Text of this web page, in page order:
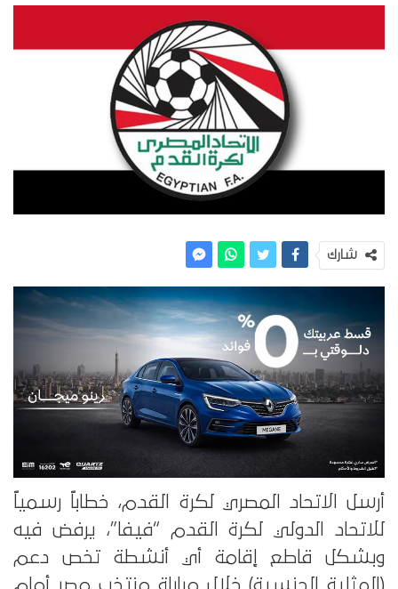
شارك
أرسل الاتحاد المصري لكرة القدم، خطاباً رسمياً
للاتحاد الدولي لكرة القدم “فيفا”، يرفض فيه
وبشكل قاطع إقامة أي أنشطة تخص دعم
(المثلية الجنسية) خلال مباراة منتخب مصر أمام